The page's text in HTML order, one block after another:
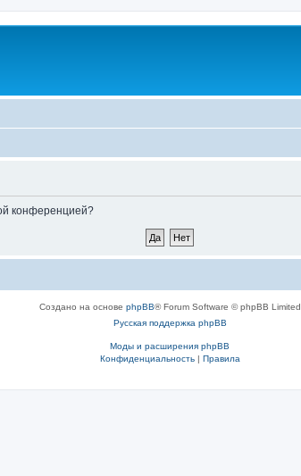
конференцией?
Создано на основе phpBB® Forum Software © phpBB Limited
Русская поддержка phpBB
Моды и расширения phpBB
Конфиденциальность| Правила